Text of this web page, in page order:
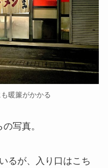
暖簾がかかる
写真。
るが、入り口はこち